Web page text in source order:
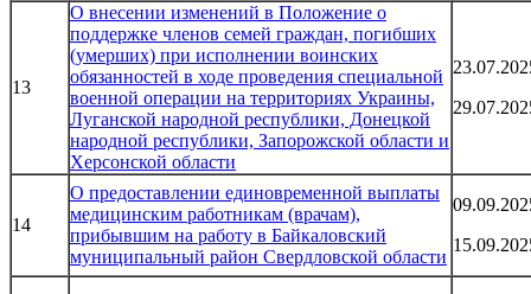
13
О внесении изменений в Положение о
поддержке членов семей граждан, погибших
(умерших) при исполнении воинских
обязанностей в ходе проведения специальной
военной операции на территориях Украины,
Луганской народной республики, Донецкой
народной республики, Запорожской области и
Херсонской области
14
О предоставлении единовременной выплаты
медицинским работникам (врачам),
прибывшим на работу в Байкаловский
муниципальный район Свердловской области